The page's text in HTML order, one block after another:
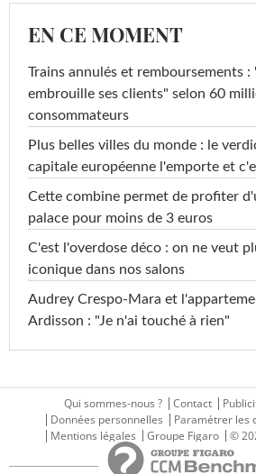
EN CE MOMENT
Trains annulés et remboursements :
embrouille ses clients" selon 60
consommateurs
Plus belles villes du monde : le
capitale européenne l'emporte et
Cette combine permet de profiter
palace pour moins de 3 euros
C'est l'overdose déco : on ne veut
iconique dans nos salons
Audrey Crespo-Mara et
Ardisson : "Je n'ai touché à rien"
Qui sommes-nous ? Contact
Données personnelles
Paramétrer les
Mentions légales
Groupe Figaro ©